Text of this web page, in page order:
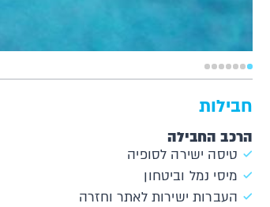
חבילות
הרכב החבילה
טיסה ישירה לסופיה
מיסי נמל וביטחון
העברות ישירות לאתר וחזרה